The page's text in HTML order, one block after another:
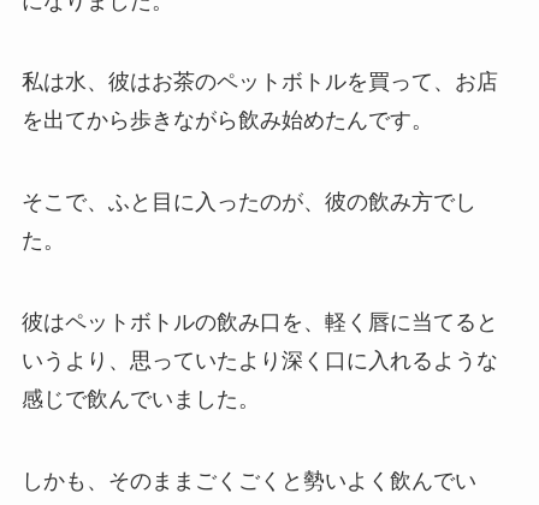
私は水、彼はお茶のペットボトルを買って、お店
を出てから歩きながら飲み始めたんです。
そこで、ふと目に入ったのが、彼の飲み方でし
た。
彼はペットボトルの飲み口を、軽く唇に当てると
いうより、思っていたより深く口に入れるような
感じで飲んでいました。
しかも、そのままごくごくと勢いよく飲んでい